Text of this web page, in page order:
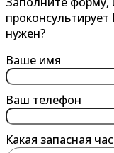
Владикавказ
Волгоград
Волгодонск
Волжский
Вологда
нужен?
Ваше имя
Ваш телефон
Какая запасная